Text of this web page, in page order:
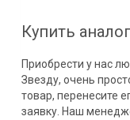
Купить
Приобрести у нас
Звезду, очень
товар, перенесите
заявку. Наш